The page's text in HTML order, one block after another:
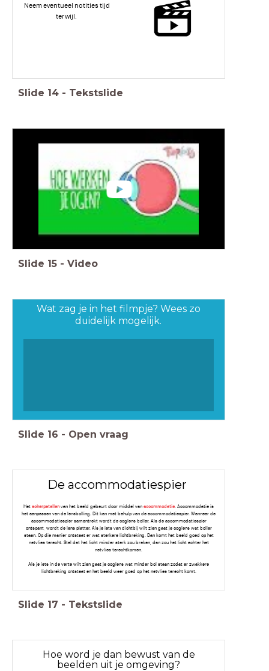
Neem eventueel notities tijd
terwijl.
Slide 14 - Tekstslide
Slide 15 - Video
Wat zag je in het filmpje? Wees zo
duidelijk mogelijk.
Slide 16 - Open vraag
De accommodatiespier
Het scherpstellenvan het beeld gebeurt door middel van accommodatie. Accommodatie is
het aanpassen van de lensbolling. Dit kan met behulp van de accommodatiespier. Wanneer de
accommodatiespier samentrekt wordt de ooglens boller. Als de accommodatiespier
ontspant, wordt de lens platter. Als je iets van dichtbij wilt zien gaat je ooglens wat boller
staan. Op die manier ontstaat er wat sterkere lichtbreking. Dan komt het beeld goed op het
netvlies terecht. Stel dat het licht minder sterk zou breken, dan zou het licht achter het
netvlies terechtkomen.
Als je iets in de verte wilt zien gaat je ooglens wat minder bol staan zodat er zwakkere
lichtbreking ontstaat en het beeld weer goed op het netvlies terecht komt.
Slide 17 - Tekstslide
Hoe word je dan bewust van de
beelden uit je omgeving?